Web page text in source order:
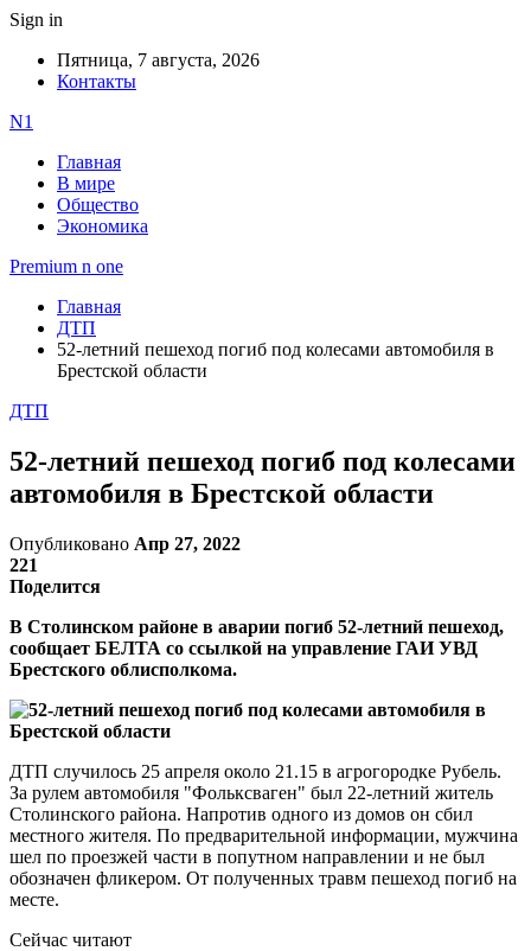
Sign in
Пятница, 7 августа, 2026
Контакты
N1
Главная
В мире
Общество
Экономика
Premium n one
Главная
ДТП
52-летний пешеход погиб под колесами автомобиля в
Брестской области
ДТП
52-летний пешеход погиб под колесами
автомобиля в Брестской области
Опубликовано Апр 27, 2022
221
Поделится
В Столинском районе в аварии погиб 52-летний пешеход,
сообщает БЕЛТА со ссылкой на управление ГАИ УВД
Брестского облисполкома.
ДТП случилось 25 апреля около 21.15 в агрогородке Рубель.
За рулем автомобиля "Фольксваген" был 22-летний житель
Столинского района. Напротив одного из домов он сбил
местного жителя. По предварительной информации, мужчина
шел по проезжей части в попутном направлении и не был
обозначен фликером. От полученных травм пешеход погиб на
месте.
Сейчас читают